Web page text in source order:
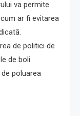
va permite
ar fi evitarea
de politici de
de boli
poluarea